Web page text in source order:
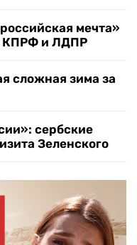
мечта»
КПРФ и ЛДПР
сложная зима за
сербские
Зеленского